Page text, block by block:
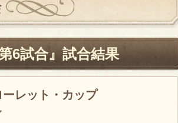
6試合』試合結果
レット・カップ